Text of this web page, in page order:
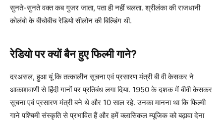
सुनते-सुनते वक्त कब गुजर जाता, पता ही नहीं चलता. श्रीलंका की राजधानी
कोलंबो के बीचोबीच रेडियो सीलोन की बिल्डिंग थी.
रेडियो पर क्यों बैन हुए फिल्मी गाने?
दरअसल, हुआ यूं कि तत्कालीन सूचना एवं प्रसारण मंत्री बी वी केसकर ने
आकाशवाणी से हिंदी गानों पर प्रतिबंध लगा दिया. 1950 के दशक में बीवी केसकर
सूचना एवं प्रसारण मंत्री बने थे और 10 साल रहे. उनका मानना था कि फिल्मी
गाने पश्चिमी संस्कृति से प्रभावित हैं और हमें क्लासिकल म्यूजिक को बढ़ावा देना